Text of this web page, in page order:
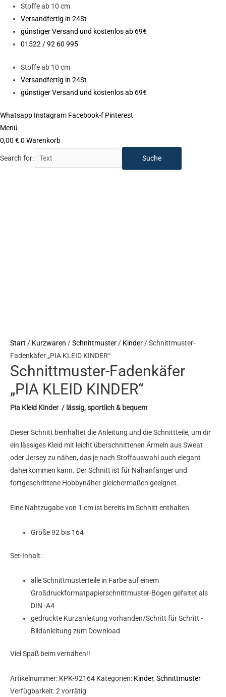
Zum
Inhalt
springen
Stoffe ab 10 cm
Versandfertig in 24St
günstiger Versand und kostenlos ab 69€
01522 / 92 60 995
Stoffe ab 10 cm
Versandfertig in 24St
günstiger Versand und kostenlos ab 69€
Whatsapp Instagram Facebook-f Pinterest
Menü
0,00 €0 Warenkorb
Search for:
Start / Kurzwaren /Schnittmuster/ Kinder/ Schnittmuster-
Fadenkäfer „PIA KLEID KINDER“
Schnittmuster-Fadenkäfer
„PIA KLEID KINDER“
Pia Kleid Kinder / lässig, sportlich & bequem
Dieser Schnitt beinhaltet die Anleitung und die Schnittteile, um dir
ein lässiges Kleid mit leicht überschnittenen Ärmeln aus Sweat
oder Jersey zu nähen, das je nach Stoffauswahl auch elegant
daherkommen kann. Der Schnitt ist für Nähanfänger und
fortgeschrittene Hobbynäher gleichermaßen geeignet.
Eine Nahtzugabe von 1 cm ist bereits im Schnitt enthalten.
Größe 92 bis 164
Set-Inhalt:
alle Schnittmusterteile in Farbe auf einem
Großdruckformatpapierschnittmuster-Bogen gefaltet als
DIN -A4
gedruckte Kurzanleitung vorhanden/Schritt für Schritt -
Bildanleitung zum Download
Viel Spaß beim vernähen!!
Artikelnummer: KPK-92164 Kategorien: Kinder, Schnittmuster
Verfügbarkeit:2 vorrätig